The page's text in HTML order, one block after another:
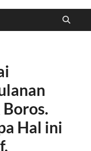
Hal ini